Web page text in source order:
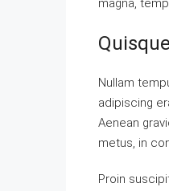
magna,
Nullam
adipiscing
Aenean
metus, in
Proin